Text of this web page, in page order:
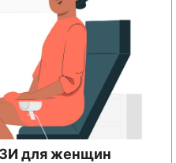
для женщин